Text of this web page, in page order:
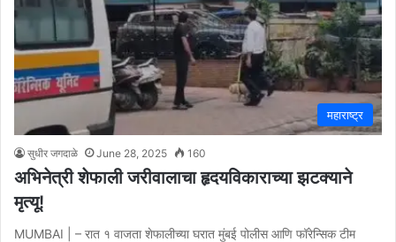
महाराष्ट्र
सुधीर जगदाळे June 28, 2025 160
अभिनेत्री शेफाली जरीवालाचा हृदयविकाराच्या झटक्याने
मृत्यू!
MUMBAI | – रात १ वाजता शेफालीच्या घरात मुंबई पोलीस आणि फॉरेन्सिक टीम